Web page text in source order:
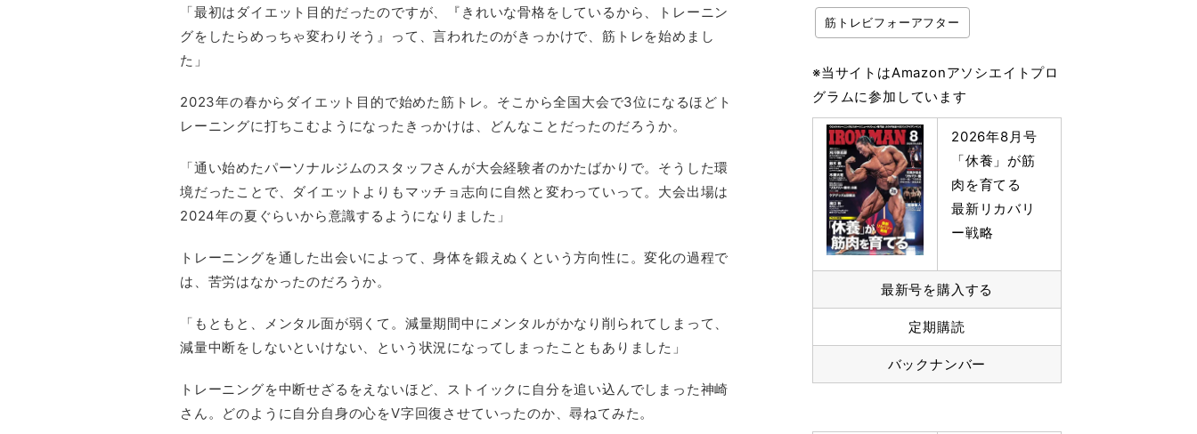
「最初はダイエット目的だったのですが、『きれいな骨格をしているから、トレーニン
グをしたらめっちゃ変わりそう』って、言われたのがきっかけで、筋トレを始めまし
た」
2023年の春からダイエット目的で始めた筋トレ。そこから全国大会で3位になるほどト
レーニングに打ちこむようになったきっかけは、どんなことだったのだろうか。
「通い始めたパーソナルジムのスタッフさんが大会経験者のかたばかりで。そうした環
境だったことで、ダイエットよりもマッチョ志向に自然と変わっていって。大会出場は
2024年の夏ぐらいから意識するようになりました」
トレーニングを通した出会いによって、身体を鍛えぬくという方向性に。変化の過程で
は、苦労はなかったのだろうか。
「もともと、メンタル面が弱くて。減量期間中にメンタルがかなり削られてしまって、
減量中断をしないといけない、という状況になってしまったこともありました」
トレーニングを中断せざるをえないほど、ストイックに自分を追い込んでしまった神崎
さん。どのように自分自身の心をV字回復させていったのか、尋ねてみた。
筋トレビフォーアフター
※当サイトはAmazonアソシエイトプロ
グラムに参加しています
2026年8月号
「休養」が筋
肉を育てる
最新リカバリ
ー戦略
最新号を購入する
定期購読
バックナンバー